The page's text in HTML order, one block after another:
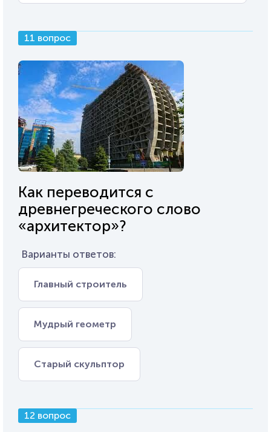
11 вопрос
Как переводится с
древнегреческого слово
«архитектор»?
Варианты ответов:
Главный строитель
Мудрый геометр
Старый скульптор
12 вопрос